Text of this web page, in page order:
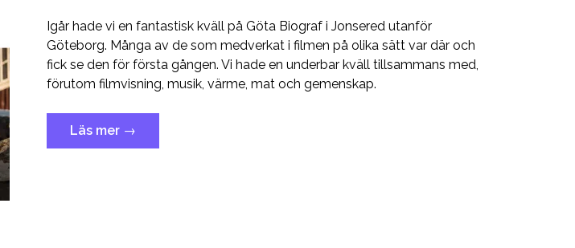
Igår hade vi en fantastisk kväll på Göta Biograf i Jonsered utanför
Göteborg. Många av de som medverkat i filmen på olika sätt var där och
fick se den för första gången. Vi hade en underbar kväll tillsammans med,
förutom filmvisning, musik, värme, mat och gemenskap.
Läs mer ”Förhandsvisning”
→